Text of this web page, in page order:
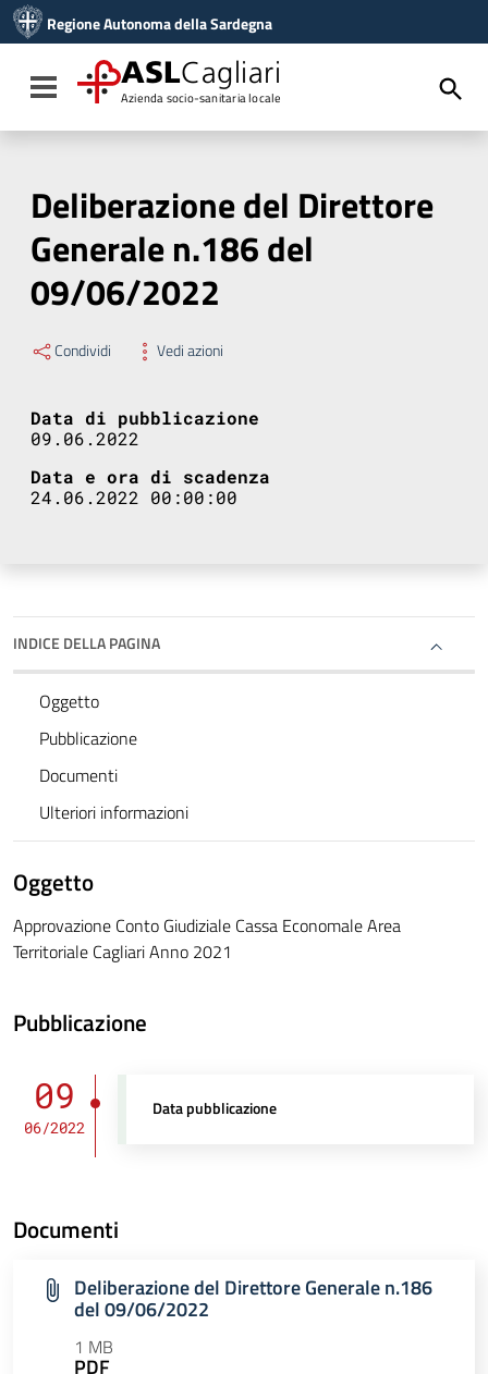
Vai al menu di navigazione
Vai al footer
Regione Autonoma della Sardegna
Toggle navigation
ASLCagliari
Azienda socio-sanitaria locale
Deliberazione del Direttore
Generale n.186 del
09/06/2022
Condividi Vedi azioni
Data di pubblicazione
09.06.2022
Data e ora di scadenza
24.06.2022 00:00:00
INDICE DELLA PAGINA
Oggetto
Pubblicazione
Documenti
Ulteriori informazioni
Oggetto
Approvazione Conto Giudiziale Cassa Economale Area
Territoriale Cagliari Anno 2021
Pubblicazione
09
06/2022
Data pubblicazione
Documenti
Deliberazione del Direttore Generale n.186
del 09/06/2022
1 MB
PDF